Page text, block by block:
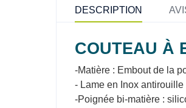
DESCRIPTION
COUTEAU À
-Matière : Embout de la
- Lame en Inox antirouille
-Poignée bi-matière :